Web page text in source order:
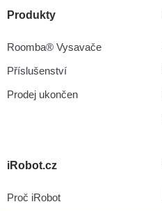
Produkty
Roomba® Vysavače
Příslušenství
Prodej ukončen
iRobot.cz
Proč iRobot